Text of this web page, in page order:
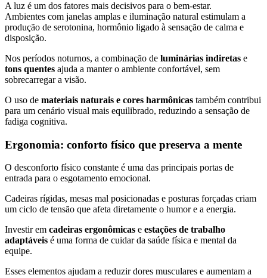
A luz é um dos fatores mais decisivos para o bem-estar.
Ambientes com janelas amplas e iluminação natural estimulam a
produção de serotonina, hormônio ligado à sensação de calma e
disposição.
Nos períodos noturnos, a combinação de luminárias indiretas e
tons quentes ajuda a manter o ambiente confortável, sem
sobrecarregar a visão.
O uso de materiais naturais e cores harmônicas também contribui
para um cenário visual mais equilibrado, reduzindo a sensação de
fadiga cognitiva.
Ergonomia: conforto físico que preserva a mente
O desconforto físico constante é uma das principais portas de
entrada para o esgotamento emocional.
Cadeiras rígidas, mesas mal posicionadas e posturas forçadas criam
um ciclo de tensão que afeta diretamente o humor e a energia.
Investir em cadeiras ergonômicas e estações de trabalho
adaptáveis é uma forma de cuidar da saúde física e mental da
equipe.
Esses elementos ajudam a reduzir dores musculares e aumentam a